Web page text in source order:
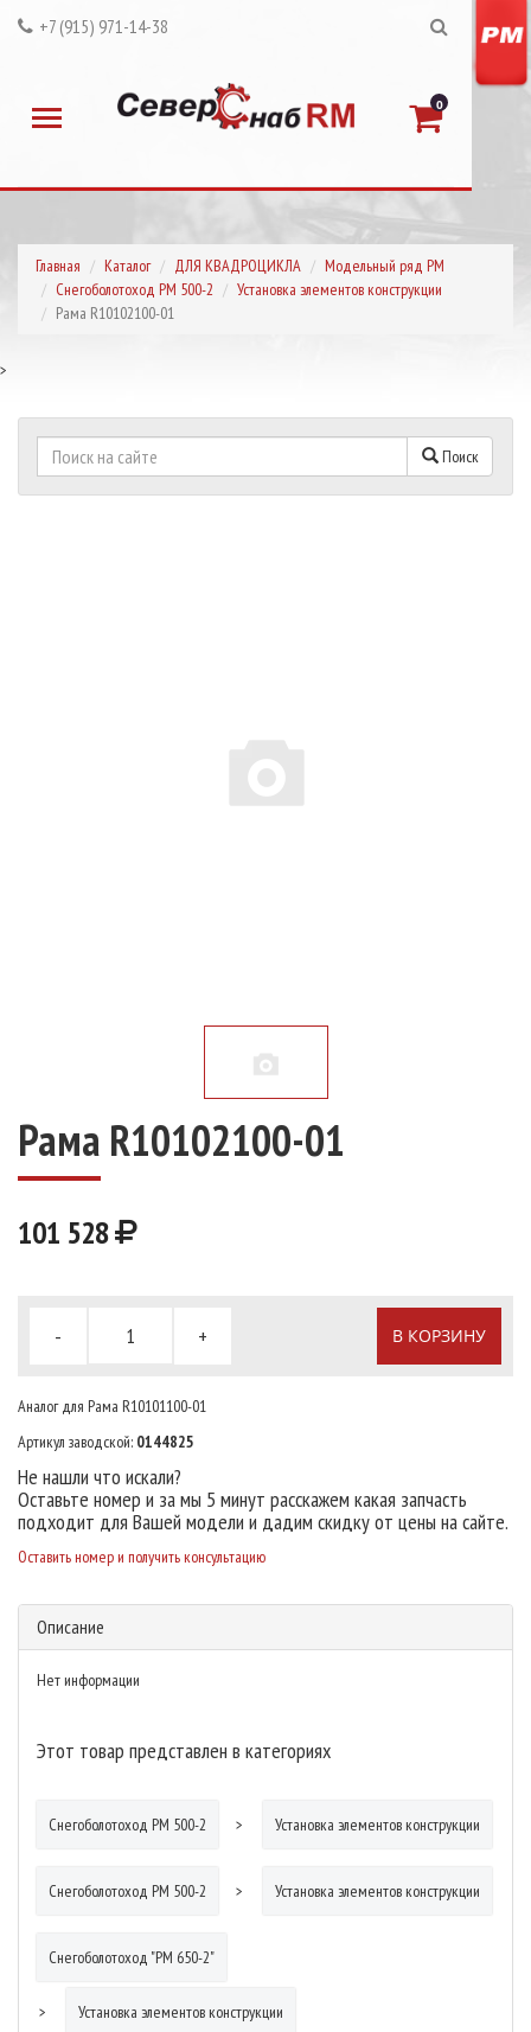
+7 (915) 971-14-38
0
Главная Каталог ДЛЯ КВАДРОЦИКЛА
Модельный ряд РМ
Снегоболотоход РМ 500-2
Установка элементов конструкции
Рама R10102100-01
>
Поиск
Рама R10102100-01
101 528
- + В КОРЗИНУ
Аналог для Рама R10101100-01
Артикул заводской: 0144825
Не нашли что искали?
Оставьте номер и за мы 5 минут расскажем какая запчасть
подходит для Вашей модели и дадим скидку от цены на сайте.
Оставить номер и получить консультацию
Описание
Нет информации
Этот товар представлен в категориях
Снегоболотоход РМ 500-2 Установка элементов конструкции
Снегоболотоход РМ 500-2 Установка элементов конструкции
Снегоболотоход "РМ 650-2"
Установка элементов конструкции